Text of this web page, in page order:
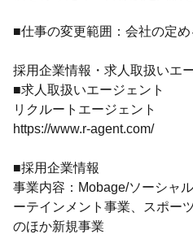
■仕事の変更範囲：会社の定め
採用企業情報・求人取扱いエ
■求人取扱いエージェント
リクルートエージェント
https://www.r-agent.com/
■採用企業情報
事業内容：Mobage/ソーシャ
ーテインメント事業、スポー
のほか新規事業